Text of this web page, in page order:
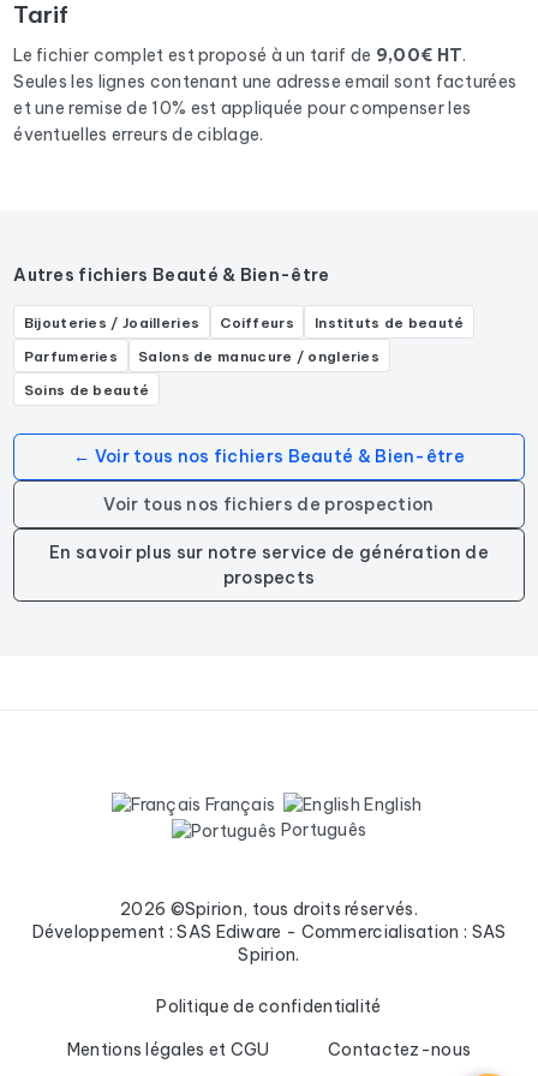
Tarif
Le fichier complet est proposé à un tarif de 9,00€ HT.
Seules les lignes contenant une adresse email sont facturées
et une remise de 10% est appliquée pour compenser les
éventuelles erreurs de ciblage.
Autres fichiers Beauté & Bien-être
Bijouteries / Joailleries Coiffeurs
Instituts de beauté
Parfumeries
Salons de manucure / ongleries
Soins de beauté
← Voir tous nos fichiers Beauté & Bien-être
Voir tous nos fichiers de prospection
En savoir plus sur notre service de génération de
prospects
Français
English
Português
2026 ©Spirion, tous droits réservés.
Développement : SAS Ediware - Commercialisation : SAS
Spirion.
Politique de confidentialité
Mentions légales et CGU
Contactez-nous